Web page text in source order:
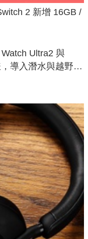
2 新增 16GB /
Ultra2 與
導入潛水與越野跑